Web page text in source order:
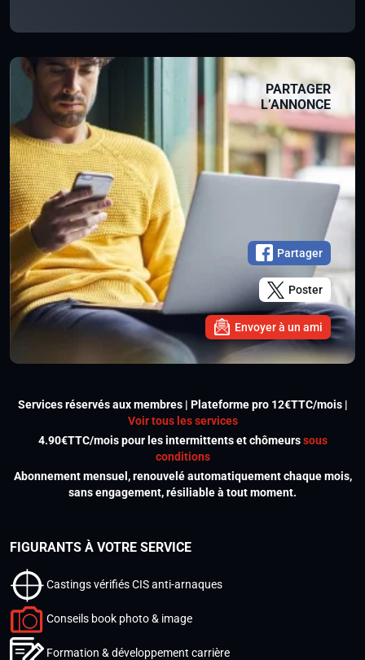
PARTAGER
L’ANNONCE
Partager
Poster
Envoyer à un ami
Services réservés aux membres | Plateforme pro 12€TTC/mois |
Voir tous les services
4.90€TTC/mois pour les intermittents et chômeurssous
conditions
Abonnement mensuel, renouvelé automatiquement chaque mois,
sans engagement, résiliable à tout moment.
FIGURANTS À VOTRE SERVICE
Castings vérifiés CIS anti-arnaques
Conseils book photo & image
Formation & développement carrière